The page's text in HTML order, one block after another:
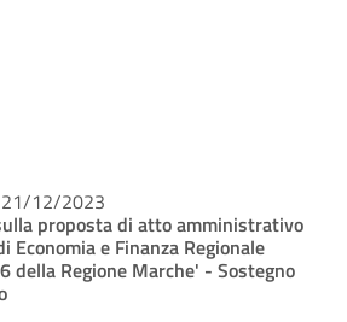
12/2023
proposta di atto amministrativo
Economia e Finanza Regionale
della Regione Marche' - Sostegno